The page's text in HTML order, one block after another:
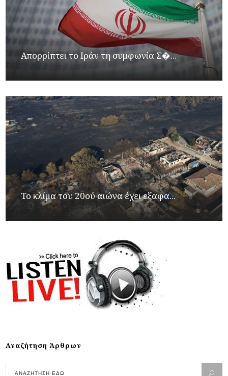
Απορρίπτει το Ιράν τη συμφωνία Σ�...
Το κλίμα του 20ού αιώνα έχει εξαφα...
Αναζήτηση Άρθρων